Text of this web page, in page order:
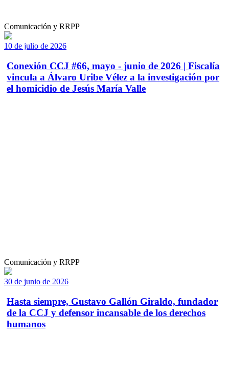
Comunicación y RRPP
10 de julio de 2026
Conexión CCJ #66, mayo - junio de 2026 | Fiscalía
vincula a Álvaro Uribe Vélez a la investigación por
el homicidio de Jesús María Valle
Comunicación y RRPP
30 de junio de 2026
Hasta siempre, Gustavo Gallón Giraldo, fundador
de la CCJ y defensor incansable de los derechos
humanos